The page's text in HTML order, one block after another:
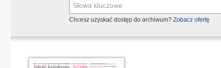
Chcesz uzyskać dostęp do archiwum? Zobacz ofertę